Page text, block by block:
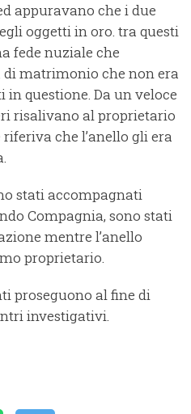
appuravano che i due
oggetti in oro. tra questi
fede nuziale che
matrimonio che non era
in questione. Da un veloce
risalivano al proprietario
che l’anello gli era
stati accompagnati
Compagnia, sono stati
mentre l’anello
proprietario.
proseguono al fine di
investigativi.